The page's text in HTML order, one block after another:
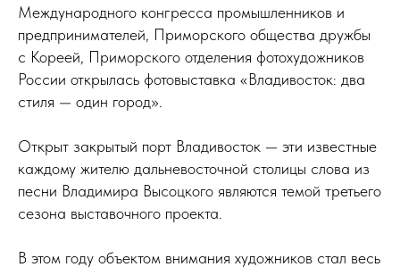
Международного конгресса промышленников и
предпринимателей, Приморского общества дружбы
с Кореей, Приморского отделения фотохудожников
России открылась фотовыставка «Владивосток: два
стиля — один город».
Открыт закрытый порт Владивосток — эти известные
каждому жителю дальневосточной столицы слова из
песни Владимира Высоцкого являются темой третьего
сезона выставочного проекта.
В этом году объектом внимания художников стал весь